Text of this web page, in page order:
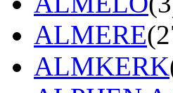
ALMERE
ALMKERK